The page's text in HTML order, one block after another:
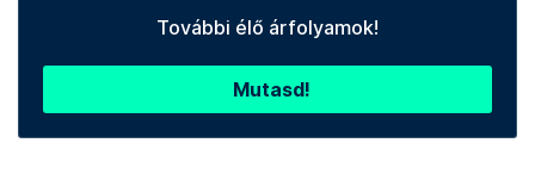
További élő árfolyamok!
Mutasd!